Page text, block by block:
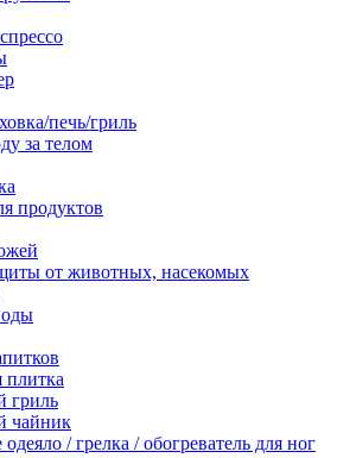
печь/гриль
за телом
продуктов
от животных, насекомых
плитка
гриль
чайник
/ грелка / обогреватель для ног